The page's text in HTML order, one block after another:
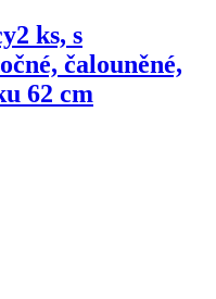
2 ks, s
čalouněné,
62 cm